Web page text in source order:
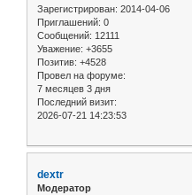
Зарегистрирован: 2014-04-06
Приглашений: 0
Сообщений: 12111
Уважение: +3655
Позитив: +4528
Провел на форуме:
7 месяцев 3 дня
Последний визит:
2026-07-21 14:23:53
dextr
Модератор